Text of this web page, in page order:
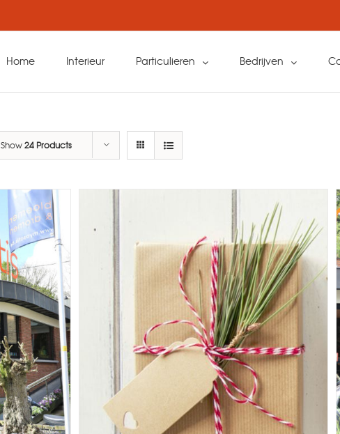
Home Interieur Particulieren Bedrijven
Show24 Products